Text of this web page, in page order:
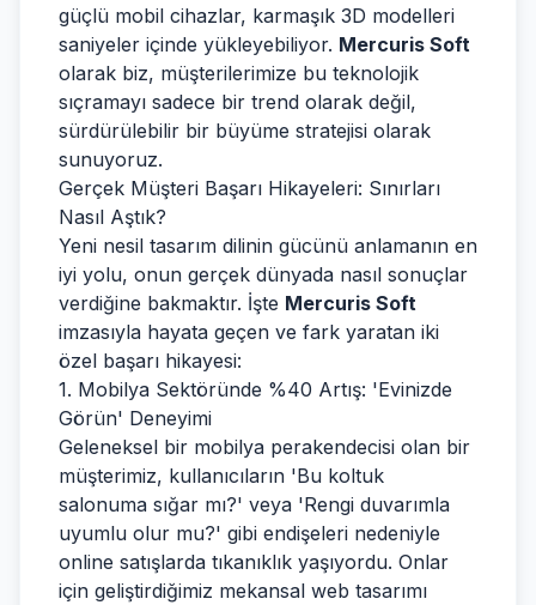
güçlü mobil cihazlar, karmaşık 3D modelleri
saniyeler içinde yükleyebiliyor. Mercuris Soft
olarak biz, müşterilerimize bu teknolojik
sıçramayı sadece bir trend olarak değil,
sürdürülebilir bir büyüme stratejisi olarak
sunuyoruz.
Gerçek Müşteri Başarı Hikayeleri: Sınırları
Nasıl Aştık?
Yeni nesil tasarım dilinin gücünü anlamanın en
iyi yolu, onun gerçek dünyada nasıl sonuçlar
verdiğine bakmaktır. İşte Mercuris Soft
imzasıyla hayata geçen ve fark yaratan iki
özel başarı hikayesi:
1. Mobilya Sektöründe %40 Artış: 'Evinizde
Görün' Deneyimi
Geleneksel bir mobilya perakendecisi olan bir
müşterimiz, kullanıcıların 'Bu koltuk
salonuma sığar mı?' veya 'Rengi duvarımla
uyumlu olur mu?' gibi endişeleri nedeniyle
online satışlarda tıkanıklık yaşıyordu. Onlar
için geliştirdiğimiz mekansal web tasarımı